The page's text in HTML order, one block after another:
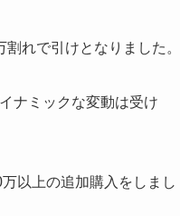
割れで引けとなりました。
ナミックな変動は受け
以上の追加購入をしまし